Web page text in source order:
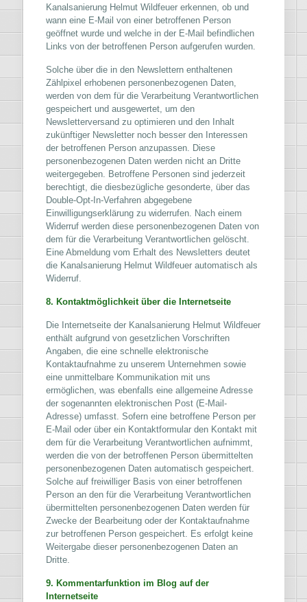
Kanalsanierung Helmut Wildfeuer erkennen, ob und
wann eine E-Mail von einer betroffenen Person
geöffnet wurde und welche in der E-Mail befindlichen
Links von der betroffenen Person aufgerufen wurden.
Solche über die in den Newslettern enthaltenen
Zählpixel erhobenen personenbezogenen Daten,
werden von dem für die Verarbeitung Verantwortlichen
gespeichert und ausgewertet, um den
Newsletterversand zu optimieren und den Inhalt
zukünftiger Newsletter noch besser den Interessen
der betroffenen Person anzupassen. Diese
personenbezogenen Daten werden nicht an Dritte
weitergegeben. Betroffene Personen sind jederzeit
berechtigt, die diesbezügliche gesonderte, über das
Double-Opt-In-Verfahren abgegebene
Einwilligungserklärung zu widerrufen. Nach einem
Widerruf werden diese personenbezogenen Daten von
dem für die Verarbeitung Verantwortlichen gelöscht.
Eine Abmeldung vom Erhalt des Newsletters deutet
die Kanalsanierung Helmut Wildfeuer automatisch als
Widerruf.
8. Kontaktmöglichkeit über die Internetseite
Die Internetseite der Kanalsanierung Helmut Wildfeuer
enthält aufgrund von gesetzlichen Vorschriften
Angaben, die eine schnelle elektronische
Kontaktaufnahme zu unserem Unternehmen sowie
eine unmittelbare Kommunikation mit uns
ermöglichen, was ebenfalls eine allgemeine Adresse
der sogenannten elektronischen Post (E-Mail-
Adresse) umfasst. Sofern eine betroffene Person per
E-Mail oder über ein Kontaktformular den Kontakt mit
dem für die Verarbeitung Verantwortlichen aufnimmt,
werden die von der betroffenen Person übermittelten
personenbezogenen Daten automatisch gespeichert.
Solche auf freiwilliger Basis von einer betroffenen
Person an den für die Verarbeitung Verantwortlichen
übermittelten personenbezogenen Daten werden für
Zwecke der Bearbeitung oder der Kontaktaufnahme
zur betroffenen Person gespeichert. Es erfolgt keine
Weitergabe dieser personenbezogenen Daten an
Dritte.
9. Kommentarfunktion im Blog auf der
Internetseite